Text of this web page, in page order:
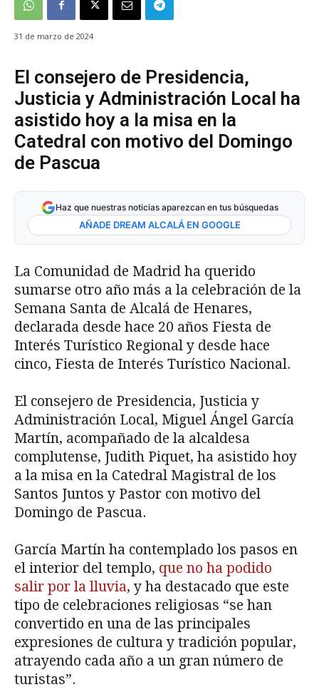
31 de marzo de 2024
El consejero de Presidencia,
Justicia y Administración Local ha
asistido hoy a la misa en la
Catedral con motivo del Domingo
de Pascua
Haz que nuestras noticias aparezcan en tus búsquedas
AÑADE DREAM ALCALÁ EN GOOGLE
La Comunidad de Madrid ha querido
sumarse otro año más a la celebración de la
Semana Santa de Alcalá de Henares,
declarada desde hace 20 años Fiesta de
Interés Turístico Regional y desde hace
cinco, Fiesta de Interés Turístico Nacional.
El consejero de Presidencia, Justicia y
Administración Local, Miguel Ángel García
Martín, acompañado de la alcaldesa
complutense, Judith Piquet, ha asistido hoy
a la misa en la Catedral Magistral de los
Santos Juntos y Pastor con motivo del
Domingo de Pascua.
García Martín ha contemplado los pasos en
el interior del templo, que no ha podido
salir por la lluvia, y ha destacado que este
tipo de celebraciones religiosas “se han
convertido en una de las principales
expresiones de cultura y tradición popular,
atrayendo cada año a un gran número de
turistas”.